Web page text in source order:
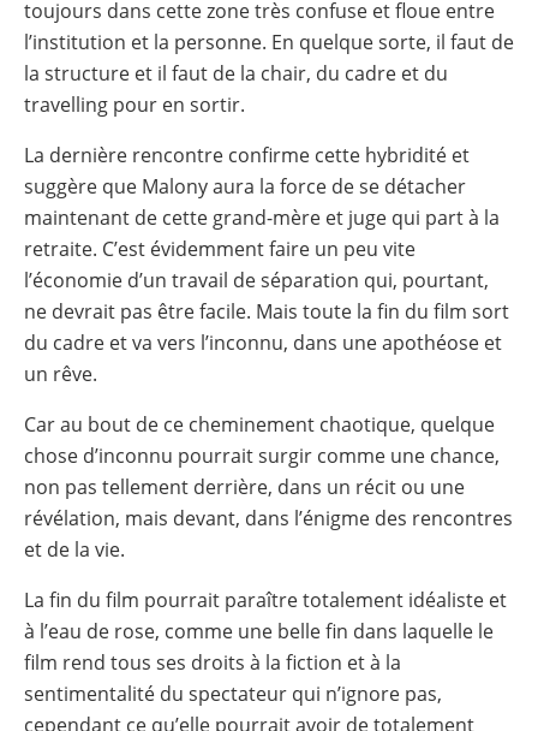
toujours dans cette zone très confuse et floue entre
l’institution et la personne. En quelque sorte, il faut de
la structure et il faut de la chair, du cadre et du
travelling pour en sortir.
La dernière rencontre confirme cette hybridité et
suggère que Malony aura la force de se détacher
maintenant de cette grand-mère et juge qui part à la
retraite. C’est évidemment faire un peu vite
l’économie d’un travail de séparation qui, pourtant,
ne devrait pas être facile. Mais toute la fin du film sort
du cadre et va vers l’inconnu, dans une apothéose et
un rêve.
Car au bout de ce cheminement chaotique, quelque
chose d’inconnu pourrait surgir comme une chance,
non pas tellement derrière, dans un récit ou une
révélation, mais devant, dans l’énigme des rencontres
et de la vie.
La fin du film pourrait paraître totalement idéaliste et
à l’eau de rose, comme une belle fin dans laquelle le
film rend tous ses droits à la fiction et à la
sentimentalité du spectateur qui n’ignore pas,
cependant ce qu’elle pourrait avoir de totalement